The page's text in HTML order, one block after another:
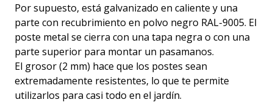
Por supuesto, está galvanizado en caliente y una
parte con recubrimiento en polvo negro RAL-9005. El
poste metal se cierra con una tapa negra o con una
parte superior para montar un pasamanos.
El grosor (2 mm) hace que los postes sean
extremadamente resistentes, lo que te permite
utilizarlos para casi todo en el jardín.